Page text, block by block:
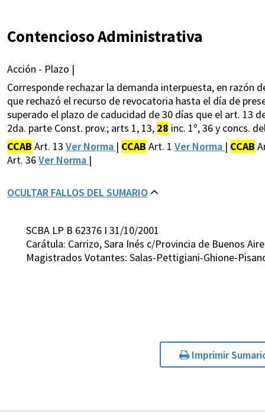
Contencioso Administrativa
Acción - Plazo |
Corresponde rechazar la demanda interpuesta, en razón
que rechazó el recurso de revocatoria hasta el día de
superado el plazo de caducidad de 30 días que el art. 13
2da. parte Const. prov.; arts 1, 13, 28 inc. 1º, 36 y concs.
CCAB Art. 13 Ver Norma | CCAB Art. 1 Ver Norma | CCAB
Art. 36Ver Norma |
OCULTAR FALLOS DEL SUMARIO
SCBA LP B 62376 I 31/10/2001
Carátula: Carrizo, Sara Inés c/Provincia de Buenos
Magistrados Votantes: Salas-Pettigiani-Ghione-
Imprimir